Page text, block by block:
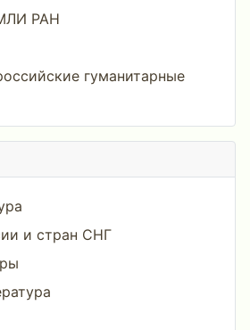
РАН
гуманитарные
и стран СНГ